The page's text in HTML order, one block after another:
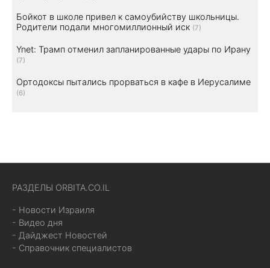
Бойкот в школе привел к самоубийству школьницы.
Родители подали многомиллионный иск (7)
Ynet: Трамп отменил запланированные удары по Ирану
(7)
Ортодоксы пытались прорваться в кафе в Иерусалиме
(6)
РАЗДЕЛЫ ORBITA.CO.IL
- Новости Израиля
- Видео дня
- Дайджест Новостей
- Справочник специалистов